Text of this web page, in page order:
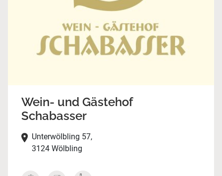
Wein- und Gästehof
Schabasser
Unterwölbling 57,
3124 Wölbling